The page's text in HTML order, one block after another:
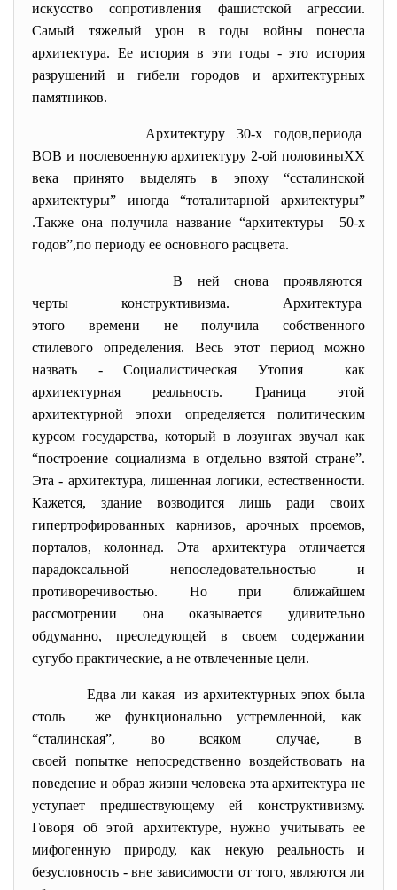
искусство сопротивления фашистской агрессии.
Самый тяжелый урон в годы войны понесла
архитектура. Ее история в эти годы - это история
разрушений и гибели городов и архитектурных
памятников.
Архитектуру 30-х годов,периода
ВОВ и послевоенную архитектуру 2-ой половиныХХ
века принято выделять в эпоху “ссталинской
архитектуры” иногда “тоталитарной архитектуры”
.Также она получила название “архитектуры 50-х
годов”,по периоду ее основного расцвета.
В ней снова проявляются
черты конструктивизма. Архитектура
этого времени не получила собственного
стилевого определения. Весь этот период можно
назвать - Социалистическая Утопия как
архитектурная реальность. Граница этой
архитектурной эпохи определяется политическим
курсом государства, который в лозунгах звучал как
“построение социализма в отдельно взятой стране”.
Эта - архитектура, лишенная логики, естественности.
Кажется, здание возводится лишь ради своих
гипертрофированных карнизов, арочных проемов,
порталов, колоннад. Эта архитектура отличается
парадоксальной непоследовательностью и
противоречивостью. Но при ближайшем
рассмотрении она оказывается удивительно
обдуманно, преследующей в своем содержании
сугубо практические, а не отвлеченные цели.
Едва ли какая из архитектурных эпох была
столь же функционально устремленной, как
“сталинская”, во всяком случае, в
своей попытке непосредственно воздействовать на
поведение и образ жизни человека эта архитектура не
уступает предшествующему ей конструктивизму.
Говоря об этой архитектуре, нужно учитывать ее
мифогенную природу, как некую реальность и
безусловность - вне зависимости от того, являются ли